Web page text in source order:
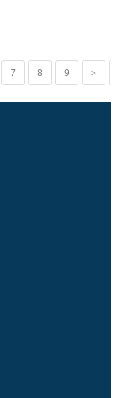
7 8 9 >